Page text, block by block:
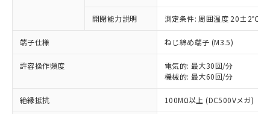
開閉能力説明 測定条件: 周囲温度 20±2℃、
端子仕様 ねじ締め端子 (M3.5)
許容操作頻度
電気的: 最大30回/分
機械的: 最大60回/分
絶縁抵抗 100MΩ以上 (DC500Vメガ)
以下の条件をお読みいただき、同意のうえ
本サービスは、当社制御機器事業取扱
商品の当社在庫状況および標準価格
(税抜)を提供させていただくもので
当社制御機器事業取扱商品の中には、
対応予定なし：EU RoHS指令（10物質）の
定はありません。
調査・確認中：EU RoHS指令（10物質）の
非含有の対応状況を調査中または確認中の
非該当品：ライセンス料など無形物で、有
害物質有無と関係のない商品です。
※1 中国RoHS○×表
「○」：最大均質材料含有率が中国RoHSの
基準値以下であることを示します。